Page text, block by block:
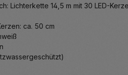
Lichterkette 14,5 m mit 30 LED-
ca. 50 cm